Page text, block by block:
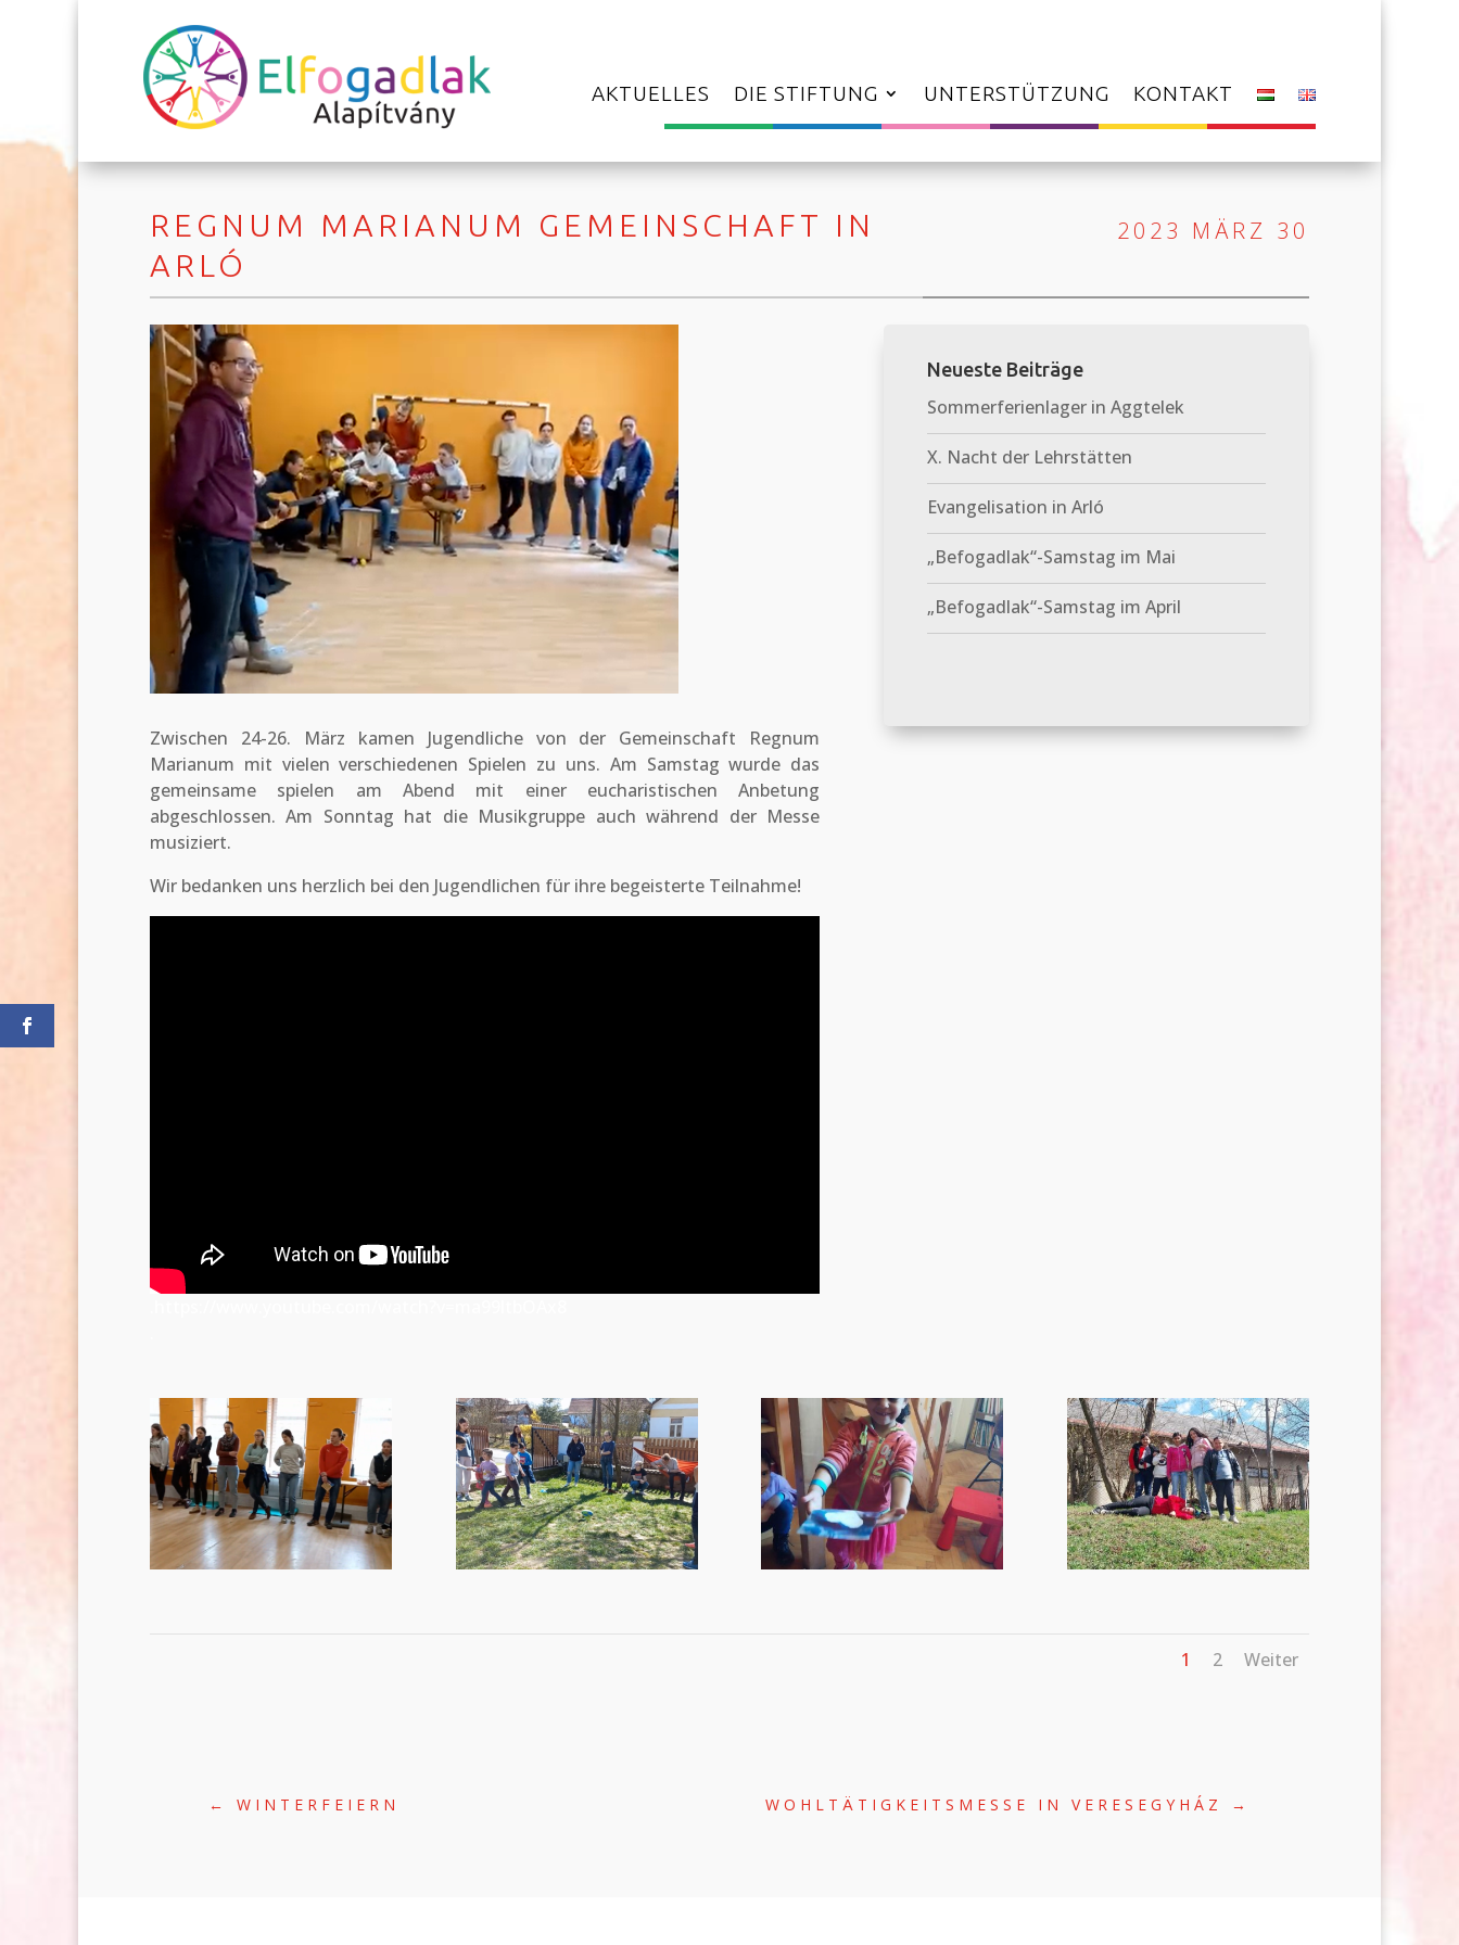
AKTUELLES DIE STIFTUNG UNTERSTÜTZUNG KONTAKT
REGNUM MARIANUM GEMEINSCHAFT IN
ARLÓ
2023 MÄRZ 30
Zwischen 24-26. März kamen Jugendliche von der Gemeinschaft Regnum
Marianum mit vielen verschiedenen Spielen zu uns. Am Samstag wurde das
gemeinsame spielen am Abend mit einer eucharistischen Anbetung
abgeschlossen. Am Sonntag hat die Musikgruppe auch während der Messe
musiziert.
Wir bedanken uns herzlich bei den Jugendlichen für ihre begeisterte Teilnahme!
Neueste Beiträge
Sommerferienlager in Aggtelek
X. Nacht der Lehrstätten
Evangelisation in Arló
„Befogadlak“-Samstag im Mai
„Befogadlak“-Samstag im April
1 2 Weiter
← WINTERFEIERN WOHLTÄTIGKEITSMESSE IN VERESEGYHÁZ →